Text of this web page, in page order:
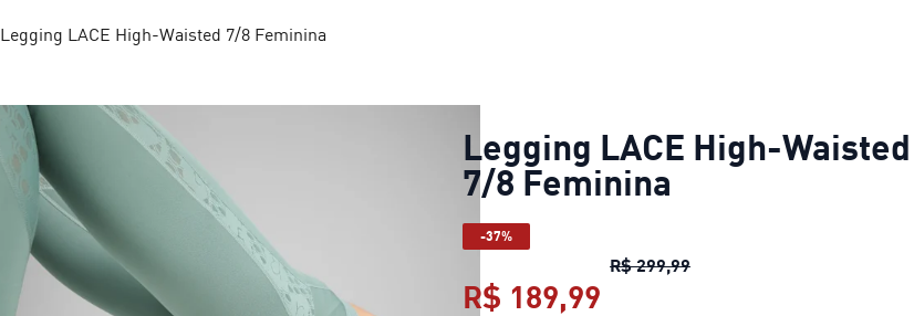
Legging LACE High-Waisted 7/8 Feminina
Legging LACE High-Waisted
7/8 Feminina
-37%
R$ 299,99Legging LACE High-
R$ 189,99